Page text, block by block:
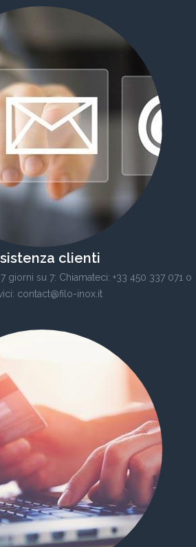
clienti
giorni su 7: Chiamateci: +33 450 337 071 o
contact@filo-inox.it